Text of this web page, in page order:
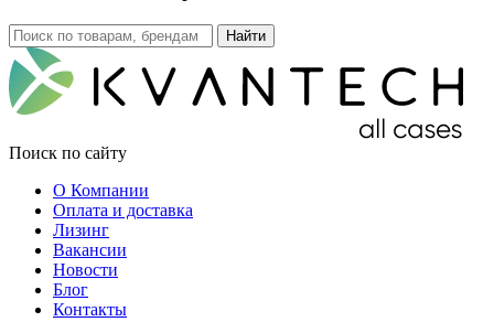
Поиск по сайту
О Компании
Оплата и доставка
Лизинг
Вакансии
Новости
Блог
Контакты